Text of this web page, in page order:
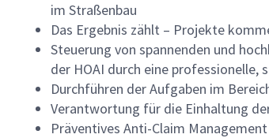
im Straßenbau
Das Ergebnis zählt – Projekte
Steuerung von spannenden und
der HOAI durch eine
Durchführen der Aufgaben im
Verantwortung für die Einhaltung
Präventives Anti-Claim